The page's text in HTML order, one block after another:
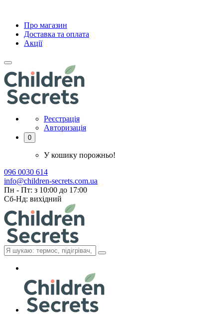
Про магазин
Доставка та оплата
Акції
Реєстрація
Авторизація
0
У кошику порожньо!
096 0030 614
info@children-secrets.com.ua
Пн - Пт: з 10:00 до 17:00
Сб-Нд: вихідний